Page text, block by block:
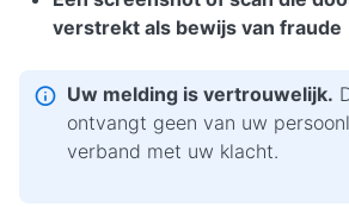
verstrekt als bewijs van fraude
Uw melding is vertrouwelijk.
ontvangt geen van uw
verband met uw klacht.